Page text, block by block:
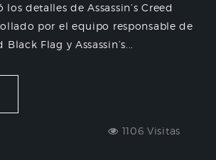
detalles de Assassin’s Creed
por el equipo responsable de
Black Flag y Assassin’s...
1106 Visitas